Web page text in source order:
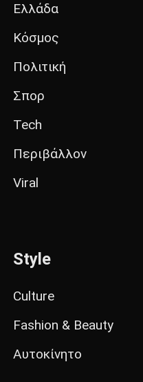
Ελλάδα
Κόσμος
Πολιτική
Σπορ
Tech
Περιβάλλον
Viral
Style
Culture
Fashion & Beauty
Αυτοκίνητο